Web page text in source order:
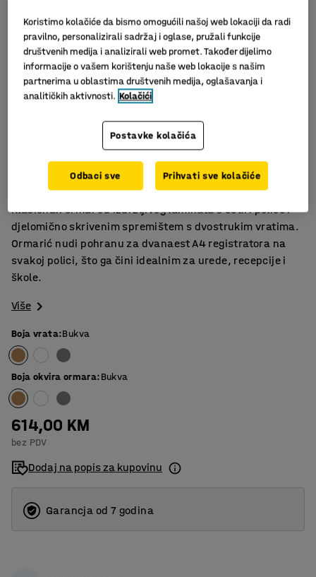
Izdržljiv laminat
Praktično spremanje
Klasičnan ormar od izdržljivog laminata s četiri police i
djelomično skrivenim spremištem s dvostrukim vratima.
Ormarić nudi pohranu za dvanaest A4 registratora na
svakoj polici, što ga čini idealnim za urede, recepcije i
škole.
Više
Boja vrata:Bukva
Boja okvira ormara:Bukva
614,00 KM
bez PDV
Dodaj na popis za kupovinu
Garancja od 7 godina
Koristimo kolačiće da bismo omogućili našoj web lokaciji da radi
pravilno, personalizirali sadržaj i oglase, pružali funkcije
društvenih medija i analizirali web promet. Također dijelimo
informacije o vašem korištenju naše web lokacije s našim
partnerima u oblastima društvenih medija, oglašavanja i
analitičkih aktivnosti. Kolačići
Postavke kolačića
Odbaci sve Prihvati sve kolačiće